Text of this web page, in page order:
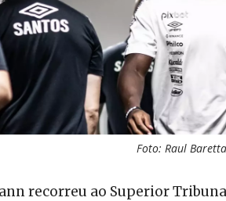
Foto: Raul
recorreu ao Superior